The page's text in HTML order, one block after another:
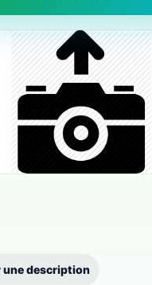
description